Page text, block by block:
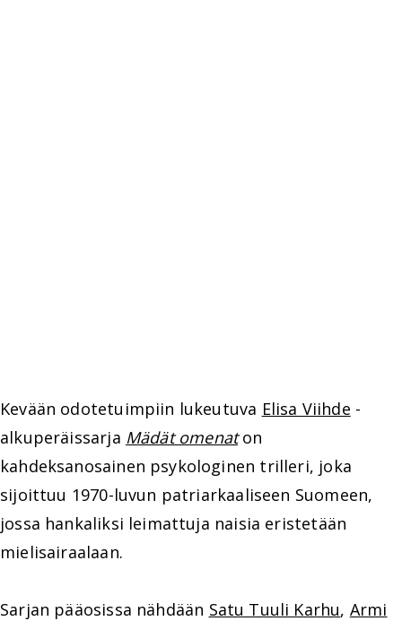
Kevään odotetuimpiin lukeutuva Elisa Viihde -
alkuperäissarja Mädät omenaton
kahdeksanosainen psykologinen trilleri, joka
sijoittuu 1970-luvun patriarkaaliseen Suomeen,
jossa hankaliksi leimattuja naisia eristetään
mielisairaalaan.
Sarjan pääosissa nähdään Satu Tuuli Karhu, Armi